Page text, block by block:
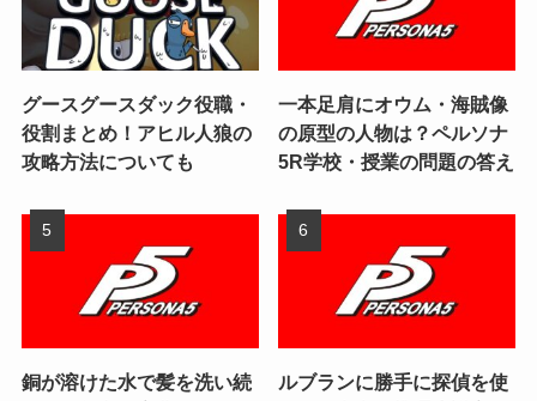
グースグースダック役職・
役割まとめ！アヒル人狼の
攻略方法についても
一本足肩にオウム・海賊像
の原型の人物は？ペルソナ
5R学校・授業の問題の答え
銅が溶けた水で髪を洗い続
ルブランに勝手に探偵を使